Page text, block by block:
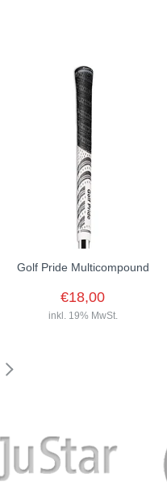
Golf Pride Multicompound
€18,00
inkl. 19% MwSt.
Der Golf Pride Multicompound Griff ist
in vielen verschiedenen Farben
erhältlich. Dieser Griff der Marke Golf
Pride ist ein Bestseller...